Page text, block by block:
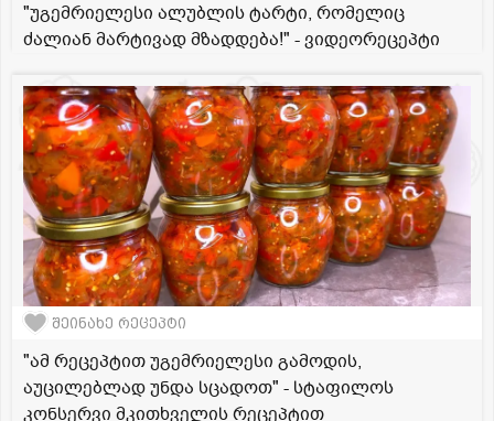
"უგემრიელესი ალუბლის ტარტი, რომელიც
ძალიან მარტივად მზადდება!" - ვიდეორეცეპტი
შეინახე რეცეპტი
"ამ რეცეპტით უგემრიელესი გამოდის,
აუცილებლად უნდა სცადოთ" - სტაფილოს
კონსერვი მკითხველის რეცეპტით